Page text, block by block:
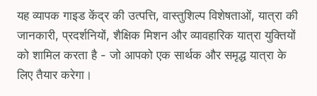
यह व्यापक गाइड केंद्र की उत्पत्ति, वास्तुशिल्प विशेषताओं, यात्रा की
जानकारी, प्रदर्शनियों, शैक्षिक मिशन और व्यावहारिक यात्रा युक्तियों
को शामिल करता है - जो आपको एक सार्थक और समृद्ध यात्रा के
लिए तैयार करेगा।